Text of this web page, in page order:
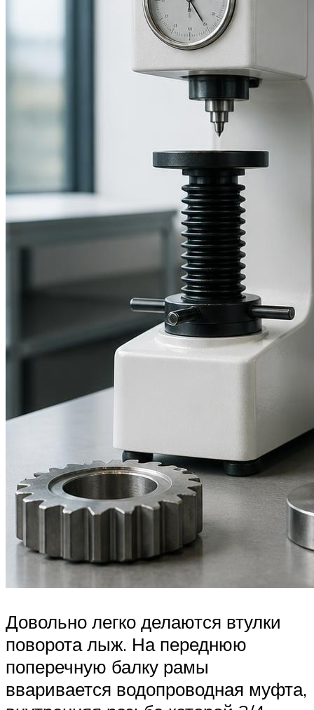
Довольно легко делаются втулки
поворота лыж. На переднюю
поперечную балку рамы
вваривается водопроводная муфта,